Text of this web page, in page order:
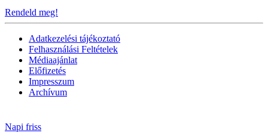
Rendeld meg!
Adatkezelési tájékoztató
Felhasználási Feltételek
Médiaajánlat
Előfizetés
Impresszum
Archívum
Napi friss